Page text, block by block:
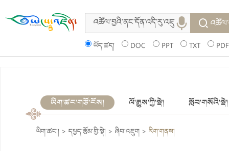
ཡོད་ཚད། DOC PPT TXT PDF
ཡིག་ཚང་གཙོ་ངོས། ལོ་རྒྱུས་ཀྱི་སྡེ། སློབ་གསོའི་སྡེ།
ཡིག་ཚང་། > དཔྱད་རྩོམ་གྱི་སྡེ། > ཞིབ་འཇུག > རིག་གནས།